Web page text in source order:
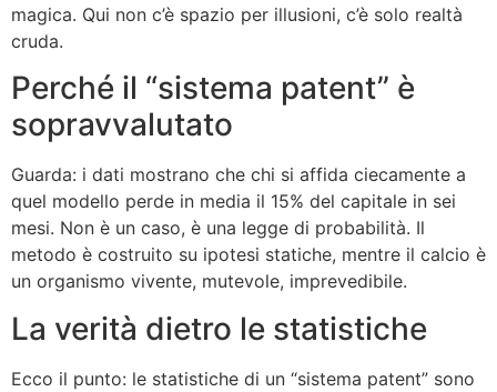
magica. Qui non c’è spazio per illusioni, c’è solo realtà
cruda.
Perché il “sistema patent” è
sopravvalutato
Guarda: i dati mostrano che chi si affida ciecamente a
quel modello perde in media il 15% del capitale in sei
mesi. Non è un caso, è una legge di probabilità. Il
metodo è costruito su ipotesi statiche, mentre il calcio è
un organismo vivente, mutevole, imprevedibile.
La verità dietro le statistiche
Ecco il punto: le statistiche di un “sistema patent” sono